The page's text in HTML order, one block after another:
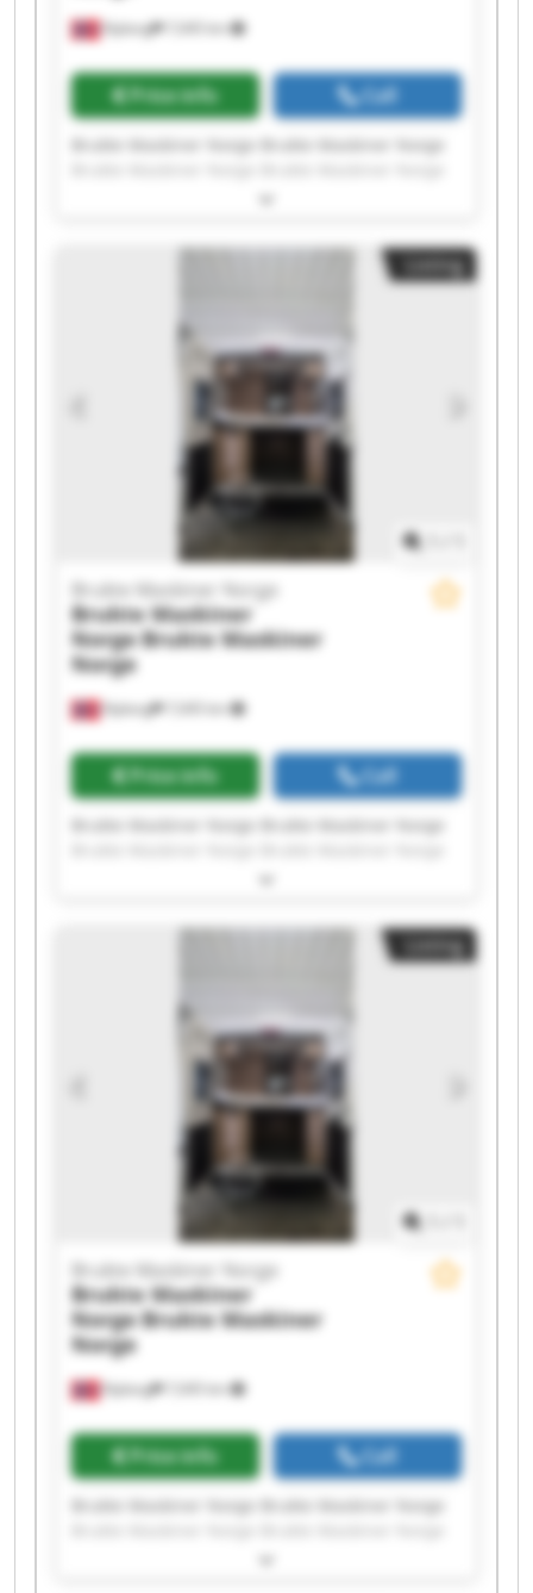
Nyborg 7,045 km
Price info Call
Brukte Maskiner Norge Brukte Maskiner Norge
Brukte Maskiner Norge Brukte Maskiner Norge
Brukte Maskiner Norge Brukte Maskiner Norge
Brukte Maskiner Norge Brukte Maskiner Norge
Brukte Maskiner Norge Brukte Maskiner Norge
Brukte Maskiner Norge Brukte Maskiner Norge
Brukte Maskiner Norge Brukte Maskiner Norge
Brukte Maskiner Norge Brukte Maskiner Norge
Listing
Nyborg 7,045 km
Brukte Maskiner Norge
Brukte Maskiner
NorgeBrukte Maskiner
Norge
Price info Call
Brukte Maskiner Norge Brukte Maskiner Norge
Brukte Maskiner Norge Brukte Maskiner Norge
Brukte Maskiner Norge Brukte Maskiner Norge
Brukte Maskiner Norge Brukte Maskiner Norge
Brukte Maskiner Norge Brukte Maskiner Norge
Brukte Maskiner Norge Brukte Maskiner Norge
Brukte Maskiner Norge Brukte Maskiner Norge
Brukte Maskiner Norge Brukte Maskiner Norge
Listing
Nyborg 7,045 km
Brukte Maskiner Norge
Brukte Maskiner
NorgeBrukte Maskiner
Norge
Price info Call
Brukte Maskiner Norge Brukte Maskiner Norge
Brukte Maskiner Norge Brukte Maskiner Norge